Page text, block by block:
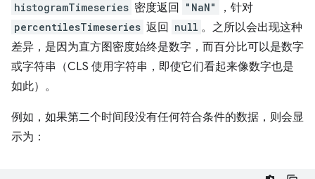
histogramTimeseries 密度返回 "NaN" ，针对
percentilesTimeseries 返回 null 。之所以会出现这种
差异，是因为直方图密度始终是数字，而百分比可以是数字
或字符串（CLS 使用字符串，即使它们看起来像数字也是
如此）。
例如，如果第二个时间段没有任何符合条件的数据，则会显
示为：